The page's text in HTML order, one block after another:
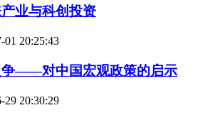
业与科创投资
20:25:43
争——对中国宏观政策的启示
20:30:29